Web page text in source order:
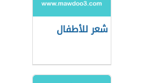
شعر للأطفال